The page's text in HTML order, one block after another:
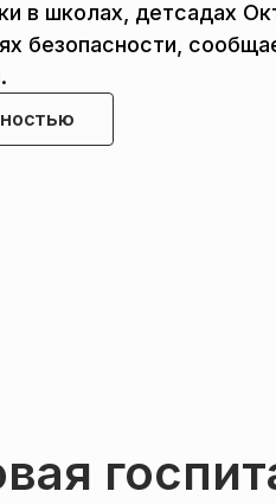
в школах, детсадах
безопасности,